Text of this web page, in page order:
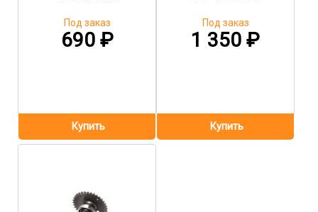
690 ₽
Под заказ
1 350₽
Под заказ